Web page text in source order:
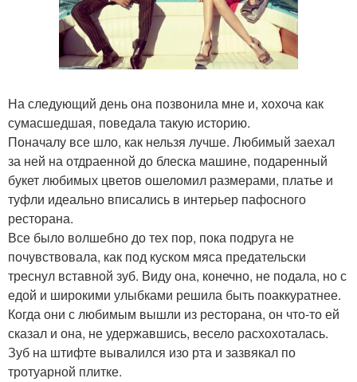
На следующий день она позвонила мне и, хохоча как
сумасшедшая, поведала такую историю.
Поначалу все шло, как нельзя лучше. Любимый заехал
за ней на отдраенной до блеска машине, подаренный
букет любимых цветов ошеломил размерами, платье и
туфли идеально вписались в интерьер пафосного
ресторана.
Все было волшебно до тех пор, пока подруга не
почувствовала, как под куском мяса предательски
треснул вставной зуб. Виду она, конечно, не подала, но с
едой и широкими улыбками решила быть поаккуратнее.
Когда они с любимым вышли из ресторана, он что-то ей
сказал и она, не удержавшись, весело расхохоталась.
Зуб на штифте вывалился изо рта и зазвякал по
тротуарной плитке.